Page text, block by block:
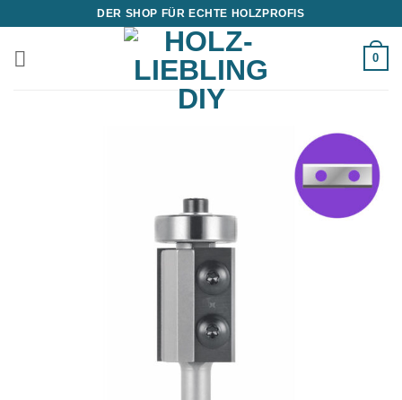
springen
DER SHOP FÜR ECHTE HOLZPROFIS
0